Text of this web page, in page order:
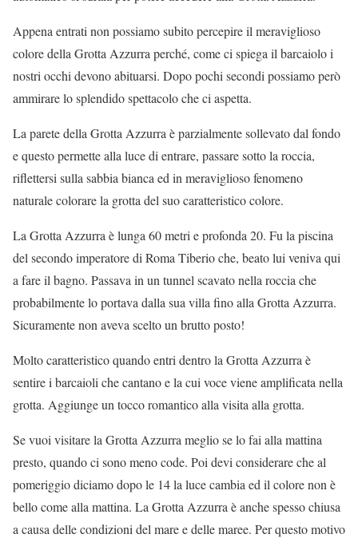
Appena entrati non possiamo subito percepire il meraviglioso
colore della Grotta Azzurra perché, come ci spiega il barcaiolo i
nostri occhi devono abituarsi. Dopo pochi secondi possiamo però
ammirare lo splendido spettacolo che ci aspetta.
La parete della Grotta Azzurra è parzialmente sollevato dal fondo
e questo permette alla luce di entrare, passare sotto la roccia,
riflettersi sulla sabbia bianca ed in meraviglioso fenomeno
naturale colorare la grotta del suo caratteristico colore.
La Grotta Azzurra è lunga 60 metri e profonda 20. Fu la piscina
del secondo imperatore di Roma Tiberio che, beato lui veniva qui
a fare il bagno. Passava in un tunnel scavato nella roccia che
probabilmente lo portava dalla sua villa fino alla Grotta Azzurra.
Sicuramente non aveva scelto un brutto posto!
Molto caratteristico quando entri dentro la Grotta Azzurra è
sentire i barcaioli che cantano e la cui voce viene amplificata nella
grotta. Aggiunge un tocco romantico alla visita alla grotta.
Se vuoi visitare la Grotta Azzurra meglio se lo fai alla mattina
presto, quando ci sono meno code. Poi devi considerare che al
pomeriggio diciamo dopo le 14 la luce cambia ed il colore non è
bello come alla mattina. La Grotta Azzurra è anche spesso chiusa
a causa delle condizioni del mare e delle maree. Per questo motivo